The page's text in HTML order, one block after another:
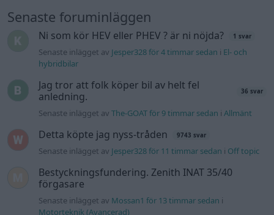
Senaste foruminläggen
Ni som kör HEV eller PHEV ? är ni nöjda? 1 svar
Senaste inlägget av Jesper328 för 4 timmar sedan i El- och
hybridbilar
Jag tror att folk köper bil av helt fel
anledning.
36 svar
Senaste inlägget avThe-GOAT för 9 timmar sedan iAllmänt
Detta köpte jag nyss-tråden 9743 svar
Senaste inlägget av Jesper328 för 11 timmar sedan i Off topic
Bestyckningsfundering. Zenith INAT 35/40
förgasare
Senaste inlägget av Mossan1 för 13 timmar sedan i
Motorteknik (Avancerad)